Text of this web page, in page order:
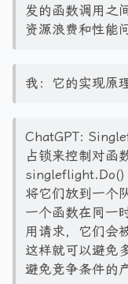
发的函数调用之
资源浪费和性能
我：它的实现原
ChatGPT:
占锁来控制对函
singleflight.Do()
将它们放到一个
一个函数在同一
用请求，它们会
这样就可以避免
避免竞争条件的